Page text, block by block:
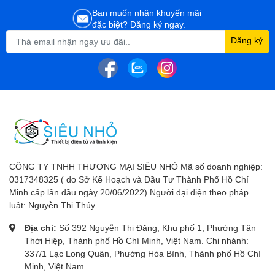
Bạn muốn nhận khuyến mãi
đặc biệt? Đăng ký ngay.
Đăng ký
CÔNG TY TNHH THƯƠNG MẠI SIÊU NHỎ Mã số doanh nghiệp:
0317348325 ( do Sở Kế Hoạch và Đầu Tư Thành Phố Hồ Chí
Minh cấp lần đầu ngày 20/06/2022) Người đại diện theo pháp
luật: Nguyễn Thị Thúy
Địa chỉ: Số 392 Nguyễn Thị Đặng, Khu phố 1, Phường Tân
Thới Hiệp, Thành phố Hồ Chí Minh, Việt Nam. Chi nhánh:
337/1 Lạc Long Quân, Phường Hòa Bình, Thành phố Hồ Chí
Minh, Việt Nam.